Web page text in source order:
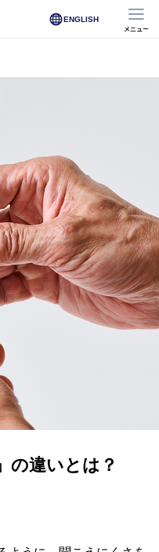
ENGLISH
メニュー
の違いとは？